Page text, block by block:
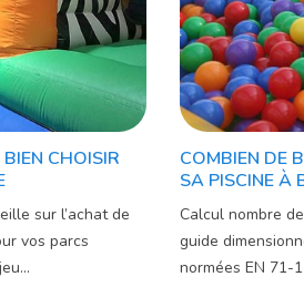
CHOISIR
sur l’achat de
vos parcs
COMBIEN DE
SA PISCINE À
Calcul nombre
guide
normées EN 71-